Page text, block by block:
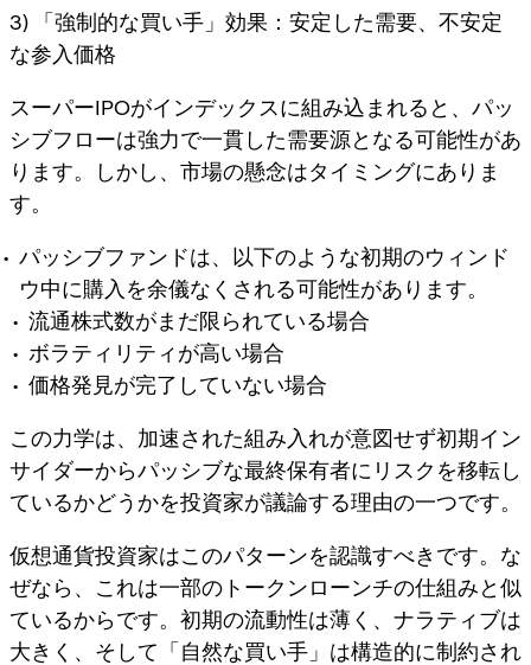
3) 「強制的な買い手」効果：安定した需要、不安定
な参入価格
スーパーIPOがインデックスに組み込まれると、パッ
シブフローは強力で一貫した需要源となる可能性があ
ります。しかし、市場の懸念はタイミングにありま
す。
パッシブファンドは、以下のような初期のウィンド
ウ中に購入を余儀なくされる可能性があります。
流通株式数がまだ限られている場合
ボラティリティが高い場合
価格発見が完了していない場合
この力学は、加速された組み入れが意図せず初期イン
サイダーからパッシブな最終保有者にリスクを移転し
ているかどうかを投資家が議論する理由の一つです。
仮想通貨投資家はこのパターンを認識すべきです。な
ぜなら、これは一部のトークンローンチの仕組みと似
ているからです。初期の流動性は薄く、ナラティブは
大きく、そして「自然な買い手」は構造的に制約され